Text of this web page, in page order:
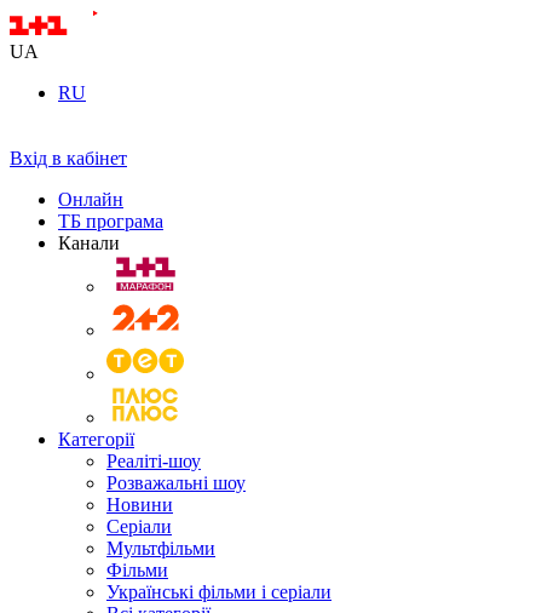
UA
RU
Вхід в кабінет
Онлайн
ТБ програма
Канали
Категорії
Реаліті-шоу
Розважальні шоу
Новини
Серіали
Мультфільми
Фільми
Українські фільми і серіали